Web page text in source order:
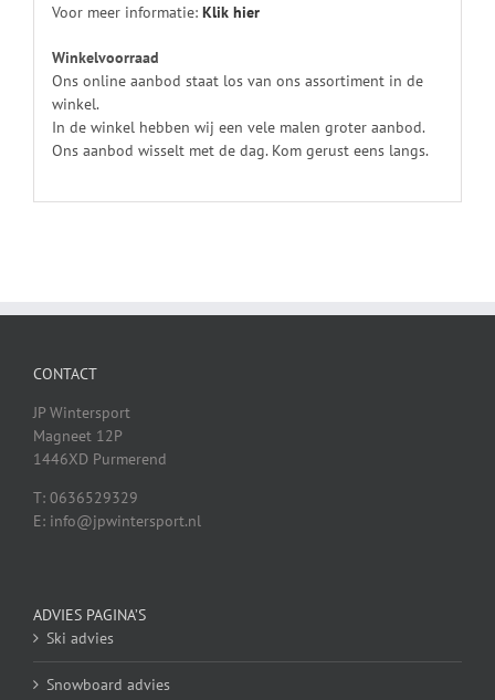
Voor meer informatie: Klik hier
Winkelvoorraad
Ons online aanbod staat los van ons assortiment in de
winkel.
In de winkel hebben wij een vele malen groter aanbod.
Ons aanbod wisselt met de dag. Kom gerust eens langs.
CONTACT
JP Wintersport
Magneet 12P
1446XD Purmerend
T: 0636529329
E: info@jpwintersport.nl
ADVIES PAGINA’S
Ski advies
Snowboard advies